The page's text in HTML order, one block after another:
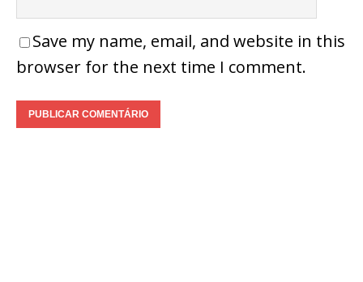
Save my name, email, and website in this
browser for the next time I comment.